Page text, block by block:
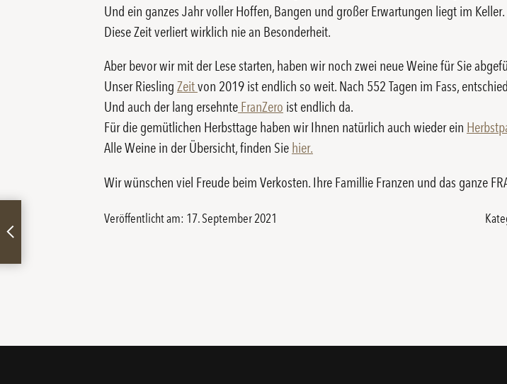
Und ein ganzes Jahr voller Hoffen, Bangen und großer Erwartungen liegt im Keller.
Diese Zeit verliert wirklich nie an Besonderheit.
Aber bevor wir mit der Lese starten, haben wir noch zwei neue Weine für Sie
Unser Riesling Zeitvon 2019 ist endlich so weit. Nach 552 Tagen im Fass,
Und auch der lang ersehnte FranZero ist endlich da.
Für die gemütlichen Herbsttage haben wir Ihnen natürlich auch wieder ein
Alle Weine in der Übersicht, finden Sie hier.
Wir wünschen viel Freude beim Verkosten. Ihre Famillie Franzen und das ganze
Veröffentlicht am: 17. September 2021